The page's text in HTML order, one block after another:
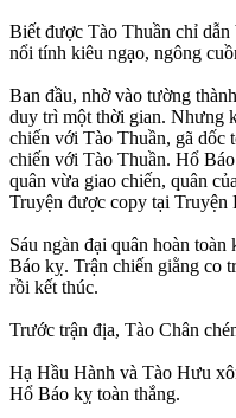
Biết được Tào Thuần chỉ
nổi tính kiêu ngạo, ngông
Ban đầu, nhờ vào tường
duy trì một thời gian. Nhưng
chiến với Tào Thuần, gã dốc
chiến với Tào Thuần. Hổ
quân vừa giao chiến, quân
Truyện được copy tại
Sáu ngàn đại quân hoàn
Báo kỵ. Trận chiến giằng co
rồi kết thúc.
Trước trận địa, Tào Chân
Hạ Hầu Hành và Tào Hưu
Hổ Báo kỵ toàn thắng.